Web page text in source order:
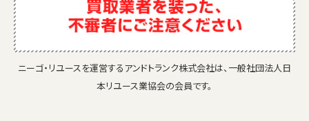
ニーゴ・リユースを運営するアンドトランク株式会社は、一般社団法人日
本リユース業協会の会員です。